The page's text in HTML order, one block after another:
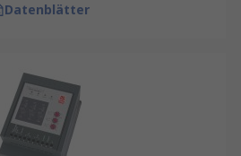
Datenblätter